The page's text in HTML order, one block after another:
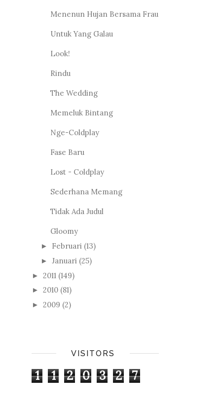
Menenun Hujan Bersama Frau
Untuk Yang Galau
Look!
Rindu
The Wedding
Memeluk Bintang
Nge-Coldplay
Fase Baru
Lost - Coldplay
Sederhana Memang
Tidak Ada Judul
Gloomy
► Februari (13)
► Januari (25)
► 2011 (149)
► 2010 (81)
► 2009 (2)
VISITORS
1 1 2 0 3 2 7